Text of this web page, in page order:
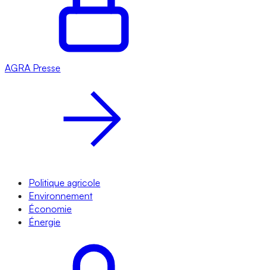
AGRA Presse
Politique agricole
Environnement
Économie
Énergie